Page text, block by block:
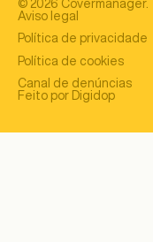
© 2026 Covermanager.
Aviso legal
Política de privacidade
Política de cookies
Canal de denúncias
Feito por Digidop